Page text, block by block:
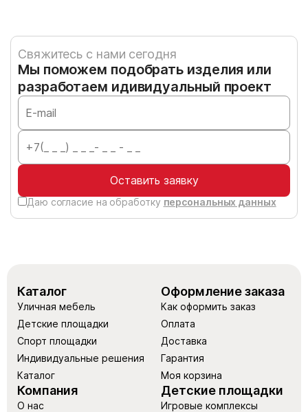
Свяжитесь с нами сегодня
Мы поможем подобрать изделия или
разработаем идивидуальный проект
Оставить заявку
Даю согласие на обработку персональных данных
Каталог
Уличная мебель
Детские площадки
Спорт площадки
Индивидуальные решения
Каталог
Оформление заказа
Как оформить заказ
Оплата
Доставка
Гарантия
Моя корзина
Компания
О нас
Детские площадки
Игровые комплексы